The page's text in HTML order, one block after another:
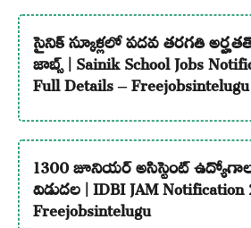
సైనిక్ స్కూళ్లలో పదవ తరగతి
జాబ్స్ | Sainik School Jobs
Full Details – Freejobsintelugu
1300 జూనియర్ అసిస్టెంట్
విడుదల | IDBI JAM
Freejobsintelugu